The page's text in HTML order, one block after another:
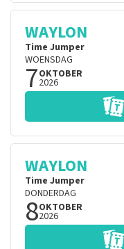
WAYLON
Time Jumper
WOENSDAG
7OKTOBER
2026
WAYLON
Time Jumper
DONDERDAG
8OKTOBER
2026